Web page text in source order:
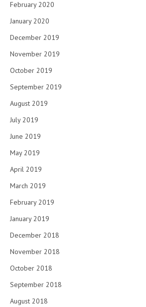
February 2020
January 2020
December 2019
November 2019
October 2019
September 2019
August 2019
July 2019
June 2019
May 2019
April 2019
March 2019
February 2019
January 2019
December 2018
November 2018
October 2018
September 2018
August 2018